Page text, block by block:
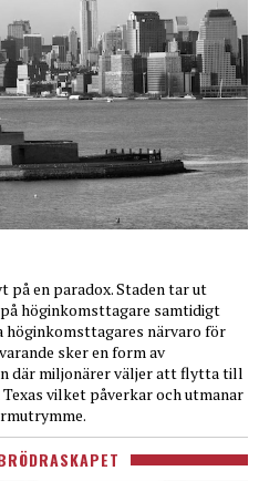
på en paradox. Staden tar ut
höginkomsttagare samtidigt
höginkomsttagares närvaro för
sker en form av
där miljonärer väljer att flytta till
vilket påverkar och utmanar